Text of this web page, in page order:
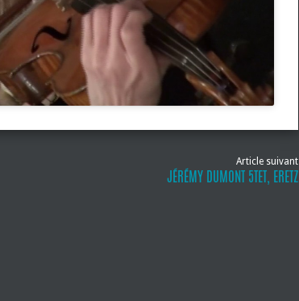
Article suivant
JÉRÉMY DUMONT 5TET, ERETZ